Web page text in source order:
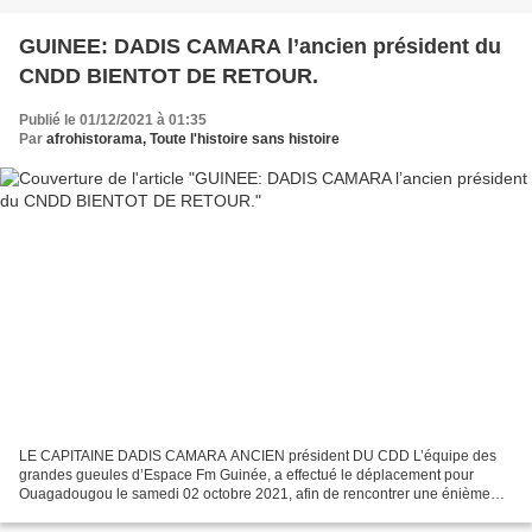
GUINEE: DADIS CAMARA l’ancien président du
CNDD BIENTOT DE RETOUR.
Publié le 01/12/2021 à 01:35
Par afrohistorama, Toute l'histoire sans histoire
LE CAPITAINE DADIS CAMARA ANCIEN président DU CDD L’équipe des
grandes gueules d’Espace Fm Guinée, a effectué le déplacement pour
Ouagadougou le samedi 02 octobre 2021, afin de rencontrer une énième